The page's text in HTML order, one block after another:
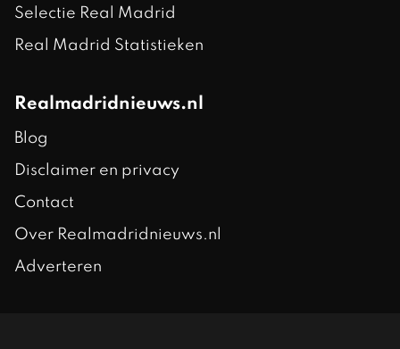
Selectie Real Madrid
Real Madrid Statistieken
Realmadridnieuws.nl
Blog
Disclaimer en privacy
Contact
Over Realmadridnieuws.nl
Adverteren